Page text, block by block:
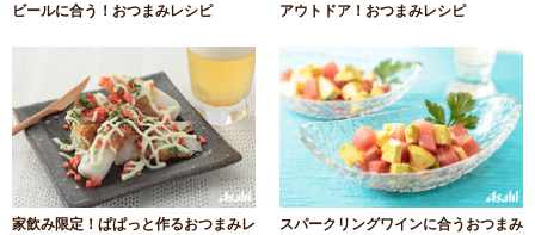
ビールに合う！おつまみレシピ アウトドア！おつまみレシピ
家飲み限定！ぱぱっと作るおつまみレ
スパークリングワインに合うおつまみ